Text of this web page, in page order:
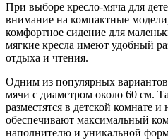
При выборе кресло-мяча для
внимание на компактные
комфортное сидение для
мягкие кресла имеют удобный
отдыха и чтения.
Одним из популярных вариантов
мячи с диаметром около 60 см.
разместятся в детской комнате
обеспечивают максимальный
наполнителю и уникальной